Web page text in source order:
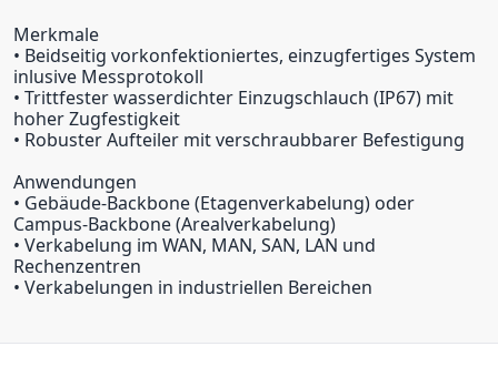
Merkmale
• Beidseitig vorkonfektioniertes, einzugfertiges System
inlusive Messprotokoll
• Trittfester wasserdichter Einzugschlauch (IP67) mit
hoher Zugfestigkeit
• Robuster Aufteiler mit verschraubbarer Befestigung
Anwendungen
• Gebäude-Backbone (Etagenverkabelung) oder
Campus-Backbone (Arealverkabelung)
• Verkabelung im WAN, MAN, SAN, LAN und
Rechenzentren
• Verkabelungen in industriellen Bereichen